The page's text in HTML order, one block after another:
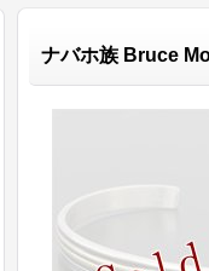
ナバホ族 Bruce